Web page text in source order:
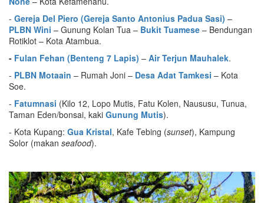
- Gereja Del Piero (Gereja Santo Antonius Padua Sasi) –
PLBN Wini – Gunung Kolan Tua – Bukit Tuamese – Bendungan
Rotiklot – Kota Atambua.
- Fulan Fehan (Benteng 7 Lapis) – Air Terjun Mauhalek.
- PLBN Motaain – Rumah Joni – Desa Adat Tamkesi – Kota
Soe.
- Fatumnasi (Kilo 12, Lopo Mutis, Fatu Kolen, Naususu, Tunua,
Taman Eden/bonsai, kaki Gunung Mutis).
- Kota Kupang: Gua Kristal, Kafe Tebing (sunset), Kampung
Solor (makan seafood).